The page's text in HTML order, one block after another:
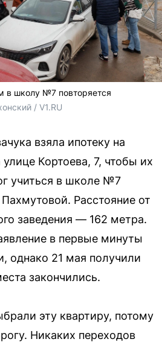
в школу №7 повторяется
/ V1.RU
взяла ипотеку на
Кортоева, 7, чтобы их
учиться в школе №7
Расстояние от
заведения — 162 метра.
в первые минуты
однако 21 мая получили
закончились.
эту квартиру, потому
Никаких переходов